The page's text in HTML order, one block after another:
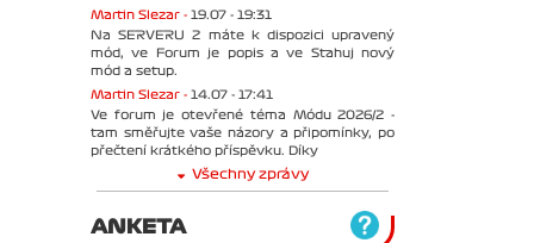
Martin Slezar - 19.07 - 19:31
Na SERVERU 2 máte k dispozici upravený
mód, ve Forum je popis a ve Stahuj nový
mód a setup.
Martin Slezar - 14.07 - 17:41
Ve forum je otevřené téma Módu 2026/2 -
tam směřujte vaše názory a připomínky, po
přečtení krátkého příspěvku. Díky
Všechny zprávy
ANKETA